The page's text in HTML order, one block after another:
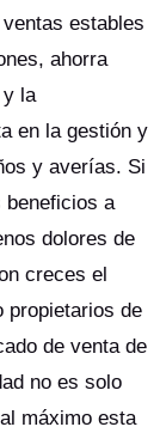
estables
ahorra
y la
en la gestión y
y averías. Si
beneficios a
dolores de
creces el
de
de venta de
no es solo
máximo esta